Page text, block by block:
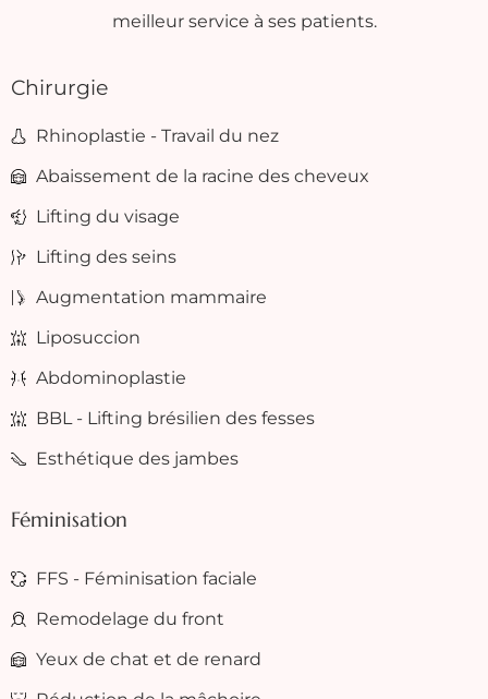
meilleur service à ses patients.
Chirurgie
Rhinoplastie - Travail du nez
Abaissement de la racine des cheveux
Lifting du visage
Lifting des seins
Augmentation mammaire
Liposuccion
Abdominoplastie
BBL - Lifting brésilien des fesses
Esthétique des jambes
Féminisation
FFS - Féminisation faciale
Remodelage du front
Yeux de chat et de renard